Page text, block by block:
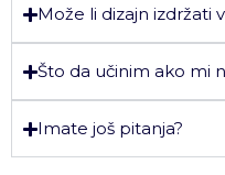
Može li dizajn izdržati
Što da učinim ako mi
Imate još pitanja?